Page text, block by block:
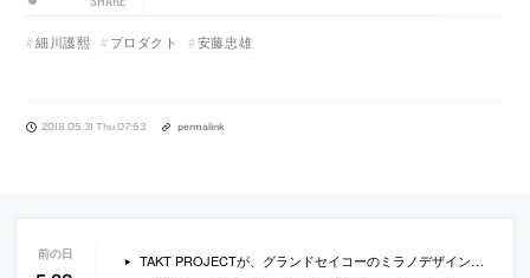
細川護熙 プロダクト 安藤忠雄
2018.05.31 Thu 07:53 permalink
TAKT PROJECTが、グランドセイコーのミラノデザインウィーク2018出展のためにデザインしたインスタレーション「Approach to TIME.」